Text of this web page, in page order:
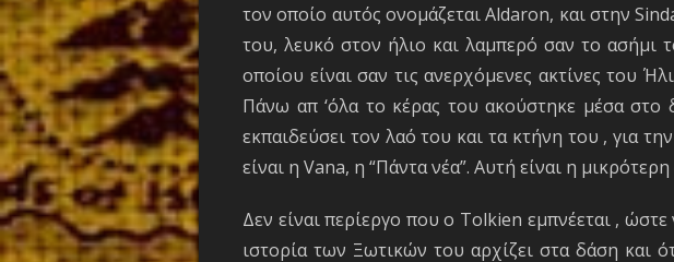
τον οποίο αυτός ονομάζεται Aldaron, και στην
του, λευκό στον ήλιο και λαμπερό σαν το ασήμι
οποίου είναι σαν τις ανερχόμενες ακτίνες του
Πάνω απ ‘όλα το κέρας του ακούστηκε μέσα στο
εκπαιδεύσει τον λαό του και τα κτήνη του , για
είναι η Vana, η “Πάντα νέα”. Αυτή είναι η
Δεν είναι περίεργο που ο Tolkien εμπνέεται ,
ιστορία των Ξωτικών του αρχίζει στα δάση και